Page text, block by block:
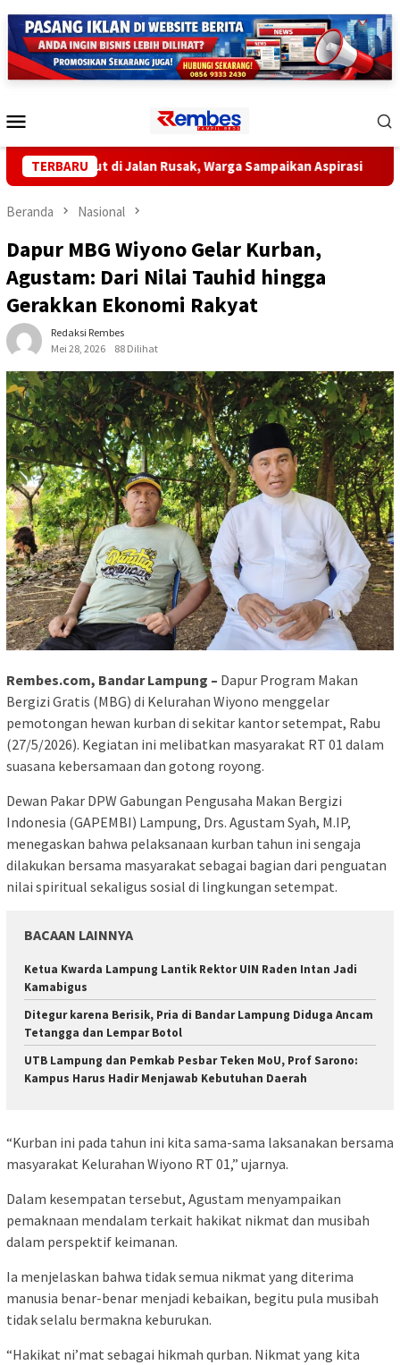
ke
konten
Mobile
TERBARU
di Jalan Rusak, Warga Sampaikan Aspirasi
Beranda Nasional
Dapur MBG Wiyono Gelar Kurban,
Agustam: Dari Nilai Tauhid hingga
Gerakkan Ekonomi Rakyat
Redaksi Rembes
Mei 28, 2026
88 Dilihat
Rembes.com, Bandar Lampung – Dapur Program Makan
Bergizi Gratis (MBG) di Kelurahan Wiyono menggelar
pemotongan hewan kurban di sekitar kantor setempat, Rabu
(27/5/2026). Kegiatan ini melibatkan masyarakat RT 01 dalam
suasana kebersamaan dan gotong royong.
Dewan Pakar DPW Gabungan Pengusaha Makan Bergizi
Indonesia (GAPEMBI) Lampung, Drs. Agustam Syah, M.IP,
menegaskan bahwa pelaksanaan kurban tahun ini sengaja
dilakukan bersama masyarakat sebagai bagian dari penguatan
nilai spiritual sekaligus sosial di lingkungan setempat.
BACAAN LAINNYA
Ketua Kwarda Lampung Lantik Rektor UIN Raden Intan Jadi
Kamabigus
Ditegur karena Berisik, Pria di Bandar Lampung Diduga Ancam
Tetangga dan Lempar Botol
UTB Lampung dan Pemkab Pesbar Teken MoU, Prof Sarono:
Kampus Harus Hadir Menjawab Kebutuhan Daerah
“Kurban ini pada tahun ini kita sama-sama laksanakan bersama
masyarakat Kelurahan Wiyono RT 01,” ujarnya.
Dalam kesempatan tersebut, Agustam menyampaikan
pemaknaan mendalam terkait hakikat nikmat dan musibah
dalam perspektif keimanan.
Ia menjelaskan bahwa tidak semua nikmat yang diterima
manusia benar-benar menjadi kebaikan, begitu pula musibah
tidak selalu bermakna keburukan.
“Hakikat ni’mat sebagai hikmah qurban. Nikmat yang kita